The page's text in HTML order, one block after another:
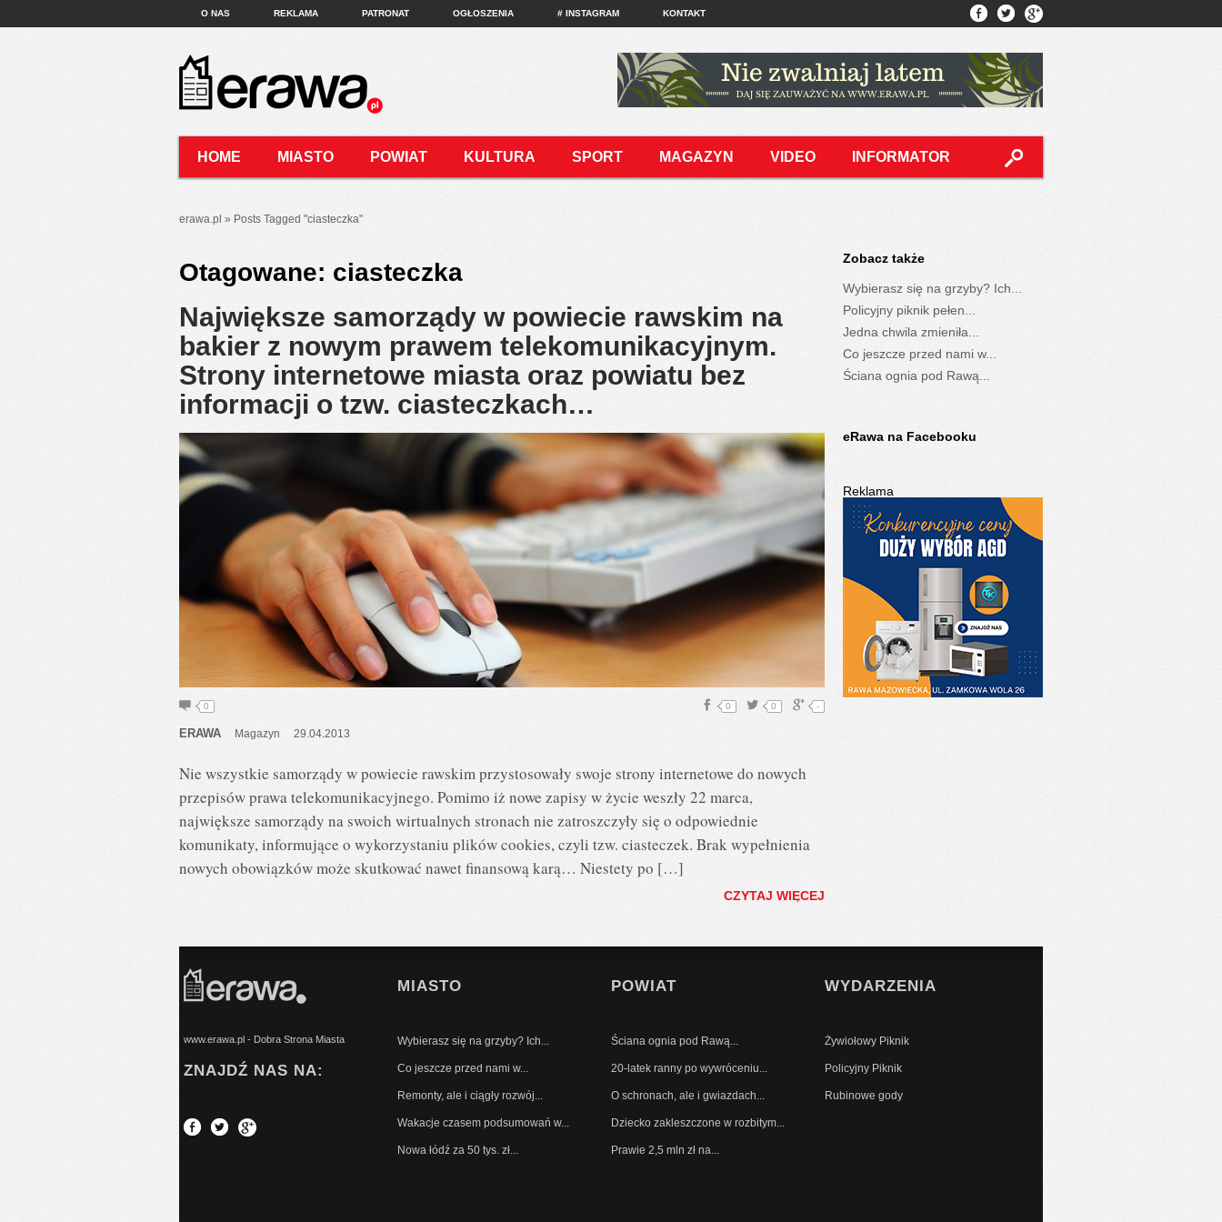
O NAS REKLAMA PATRONAT OGŁOSZENIA # INSTAGRAM KONTAKT
HOME MIASTO POWIAT KULTURA SPORT MAGAZYN VIDEO INFORMATOR
erawa.pl » Posts Tagged "ciasteczka"
Otagowane: ciasteczka
Największe samorządy w powiecie rawskim na
bakier z nowym prawem telekomunikacyjnym.
Strony internetowe miasta oraz powiatu bez
informacji o tzw. ciasteczkach…
0 -
0
0
ERAWA Magazyn 29.04.2013
Nie wszystkie samorządy w powiecie rawskim przystosowały swoje strony internetowe do nowych
przepisów prawa telekomunikacyjnego. Pomimo iż nowe zapisy w życie weszły 22 marca,
największe samorządy na swoich wirtualnych stronach nie zatroszczyły się o odpowiednie
komunikaty, informujące o wykorzystaniu plików cookies, czyli tzw. ciasteczek. Brak wypełnienia
nowych obowiązków może skutkować nawet finansową karą… Niestety po […]
CZYTAJ WIĘCEJ
Zobacz także
Wybierasz się na grzyby? Ich...
Policyjny piknik pełen...
Jedna chwila zmieniła...
Co jeszcze przed nami w...
Ściana ognia pod Rawą...
eRawa na Facebooku
Reklama
www.erawa.pl - Dobra Strona Miasta
ZNAJDŹ NAS NA:
MIASTO
Wybierasz się na grzyby? Ich...
Co jeszcze przed nami w...
Remonty, ale i ciągły rozwój...
Wakacje czasem podsumowań w...
Nowa łódź za 50 tys. zł...
POWIAT
Ściana ognia pod Rawą...
20-latek ranny po wywróceniu...
O schronach, ale i gwiazdach...
Dziecko zakleszczone w rozbitym...
Prawie 2,5 mln zł na...
WYDARZENIA
Żywiołowy Piknik
Policyjny Piknik
Rubinowe gody